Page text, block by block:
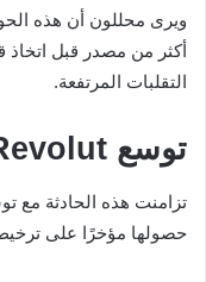
ويرى محللون أن هذه
أكثر من مصدر قبل
التقلبات المرتفعة.
توسع Revolut في القطاع المالي
حصولها مؤخرًا على